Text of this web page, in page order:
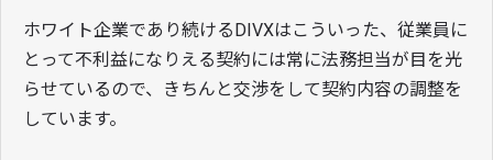
ホワイト企業であり続けるDIVXはこういった、従業員に
とって不利益になりえる契約には常に法務担当が目を光
らせているので、きちんと交渉をして契約内容の調整を
しています。